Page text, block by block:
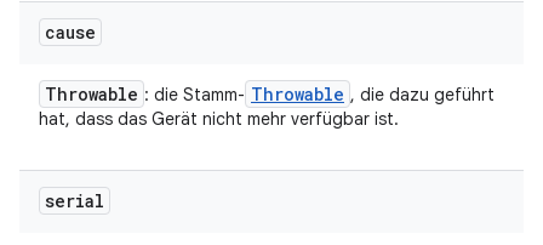
cause
Throwable : die Stamm- Throwable , die dazu geführt
hat, dass das Gerät nicht mehr verfügbar ist.
serial